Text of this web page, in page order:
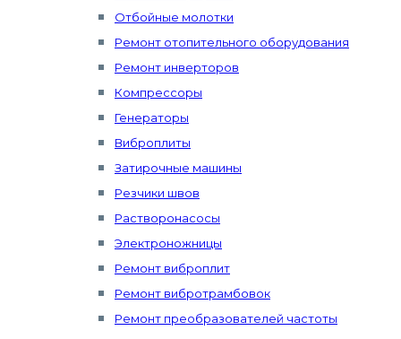
Отбойные молотки
Ремонт отопительного оборудования
Ремонт инверторов
Компрессоры
Генераторы
Виброплиты
Затирочные машины
Резчики швов
Растворонасосы
Электроножницы
Ремонт виброплит
Ремонт вибротрамбовок
Ремонт преобразователей частоты